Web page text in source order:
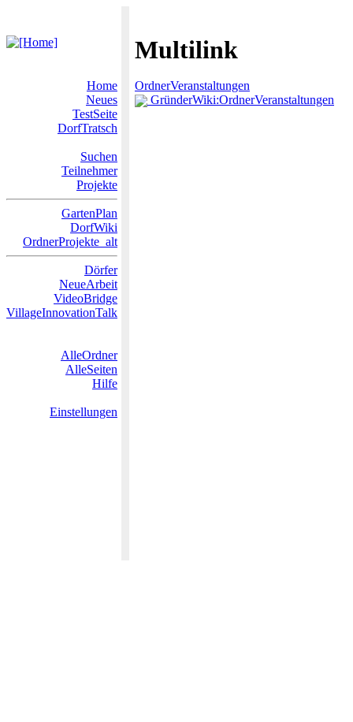
Multilink
Home
Neues
TestSeite
DorfTratsch
Suchen
Teilnehmer
Projekte
GartenPlan
DorfWiki
OrdnerProjekte_alt
Dörfer
NeueArbeit
VideoBridge
VillageInnovationTalk
AlleOrdner
AlleSeiten
Hilfe
Einstellungen
OrdnerVeranstaltungen
GründerWiki:OrdnerVeranstaltungen